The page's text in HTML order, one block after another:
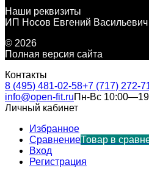
Наши реквизиты
ИП Носов Евгений
© 2026
Полная версия сайта
Контакты
8 (495) 481-02-58+7 (717) 272-
info@open-fit.ruПн-Вс
Личный кабинет
Избранное
СравнениеТовар в
Вход
Регистрация